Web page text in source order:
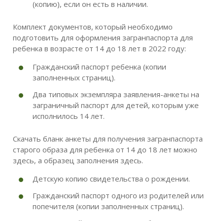
(копию), если он есть в наличии.
Комплект документов, который необходимо
подготовить для оформления загранпаспорта для
ребенка в возрасте от 14 до 18 лет в 2022 году:
Гражданский паспорт ребенка (копии
заполненных страниц).
Два типовых экземпляра заявления-анкеты на
заграничный паспорт для детей, которым уже
исполнилось 14 лет.
Скачать бланк анкеты для получения загранпаспорта
старого образа для ребенка от 14 до 18 лет можно
здесь, а образец заполнения здесь.
Детскую копию свидетельства о рождении.
Гражданский паспорт одного из родителей или
попечителя (копии заполненных страниц).